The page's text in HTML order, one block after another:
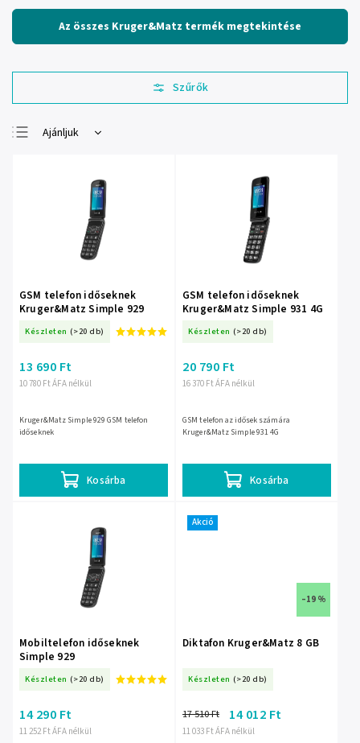
Az összes Kruger&Matz termék megtekintése
Ajánljuk
Legdrágább
Legnépszerűbb
termékek
ABC szerint
GSM telefon időseknek
Kruger&Matz Simple 929
Készleten (>20 db)
10 780 Ft ÁFA nélkül
13 690 Ft
Kosárba
Kruger&Matz Simple 929 GSM telefon
időseknek
GSM telefon időseknek
Kruger&Matz Simple 931 4G
Készleten (>20 db)
16 370 Ft ÁFA nélkül
20 790 Ft
Kosárba
GSM telefon az idősek számára
Kruger&Matz Simple 931 4G
Mobiltelefon időseknek
Simple 929
Készleten (>20 db)
11 252 Ft ÁFA nélkül
14 290 Ft
Akció
–19 %
Diktafon Kruger&Matz 8 GB
Készleten (>20 db)
11 033 Ft ÁFA nélkül
17 510 Ft 14 012 Ft